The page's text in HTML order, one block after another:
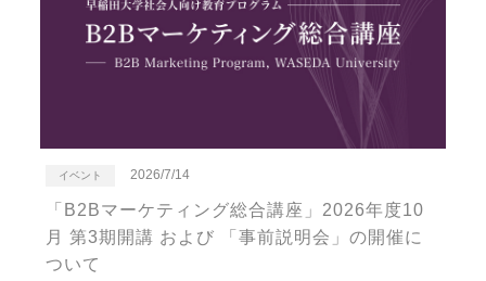
イベント 2026/7/14
「B2Bマーケティング総合講座」2026年度10
月 第3期開講 および 「事前説明会」の開催に
ついて